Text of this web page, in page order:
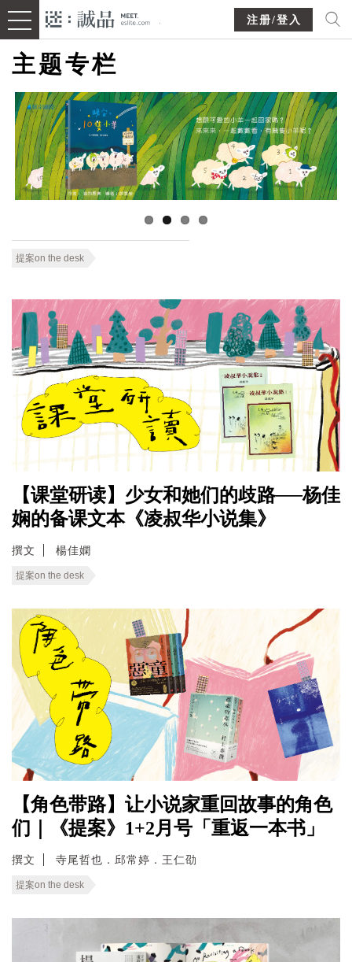
注册/登入
主题专栏
提案on the desk
【课堂研读】少女和她们的歧路──杨佳
娴的备课文本《凌叔华小说集》
撰文 楊佳嫻
提案on the desk
【角色带路】让小说家重回故事的角色
们｜《提案》1+2月号「重返一本书」
撰文 寺尾哲也．邱常婷．王仁劭
提案on the desk